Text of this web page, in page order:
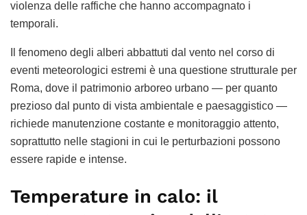
violenza delle raffiche che hanno accompagnato i
temporali.
Il fenomeno degli alberi abbattuti dal vento nel corso di
eventi meteorologici estremi è una questione strutturale per
Roma, dove il patrimonio arboreo urbano — per quanto
prezioso dal punto di vista ambientale e paesaggistico —
richiede manutenzione costante e monitoraggio attento,
soprattutto nelle stagioni in cui le perturbazioni possono
essere rapide e intense.
Temperature in calo: il